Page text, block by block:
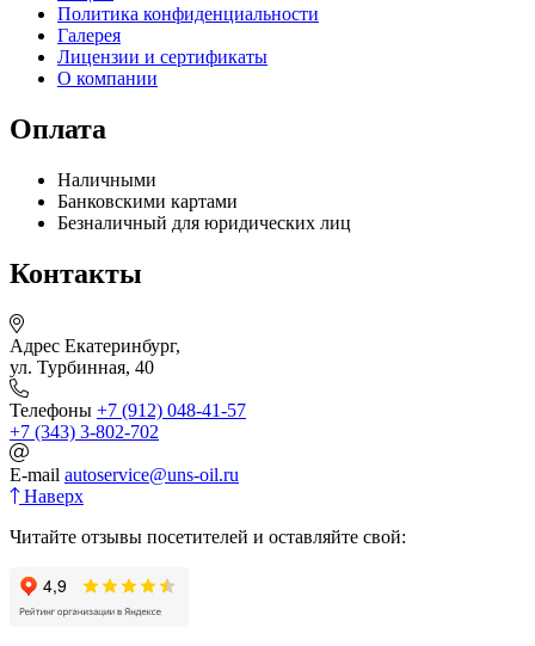
Политика конфиденциальности
Галерея
Лицензии и сертификаты
О компании
Оплата
Наличными
Банковскими картами
Безналичный для юридических лиц
Контакты
Адрес Екатеринбург,
ул. Турбинная, 40
Телефоны +7 (912) 048-41-57
+7 (343) 3-802-702
E-mail autoservice@uns-oil.ru
Наверх
Читайте отзывы посетителей и оставляйте свой: